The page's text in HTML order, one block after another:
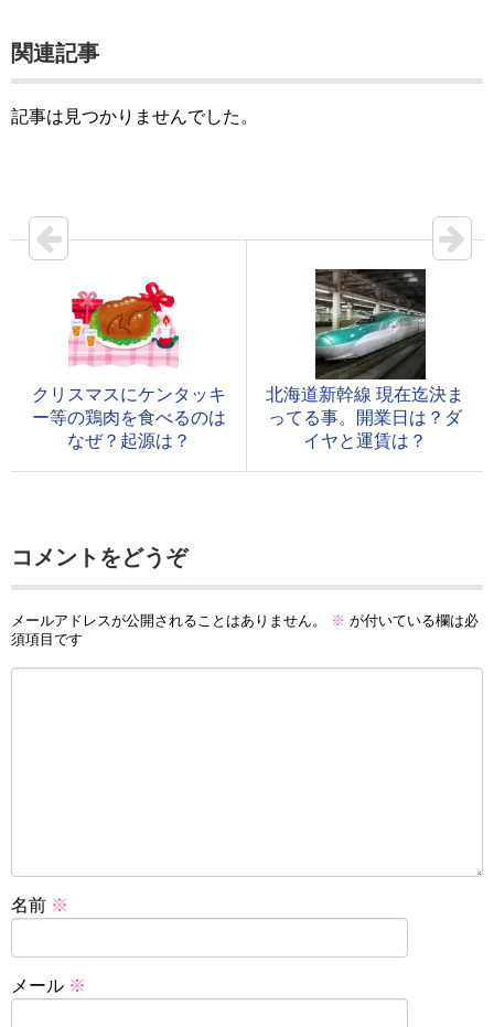
関連記事
記事は見つかりませんでした。
クリスマスにケンタッキ
ー等の鶏肉を食べるのは
なぜ？起源は？
北海道新幹線 現在迄決ま
ってる事。開業日は？ダ
イヤと運賃は？
コメントをどうぞ
メールアドレスが公開されることはありません。 ※ が付いている欄は必
須項目です
名前 ※
メール ※